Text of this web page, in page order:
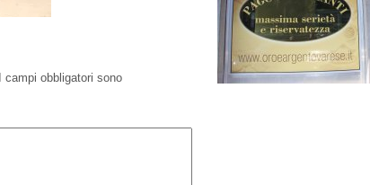
I campi obbligatori sono